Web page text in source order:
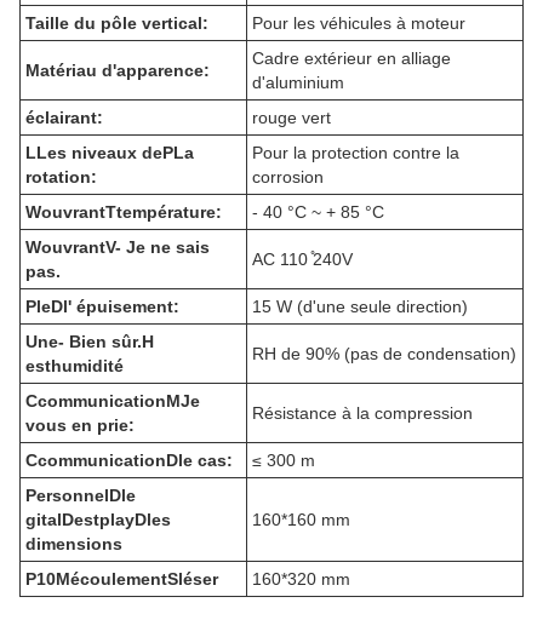
Taille du pôle vertical:
Pour les véhicules à moteur
Matériau d'apparence:
Cadre extérieur en alliage
d'aluminium
éclairant:
rouge vert
LLes niveaux dePLa
rotation:
Pour la protection contre la
corrosion
WouvrantTtempérature:
- 40 °C ~ + 85 °C
WouvrantV- Je ne sais
pas.
AC 110 ̊240V
PleDl' épuisement:
15 W (d'une seule direction)
Une- Bien sûr.H
esthumidité
RH de 90% (pas de condensation)
CcommunicationMJe
vous en prie:
Résistance à la compression
CcommunicationDle cas:
≤ 300 m
PersonnelDle
gitalDestplayDles
dimensions
160*160 mm
P10MécoulementSléser 160*320 mm